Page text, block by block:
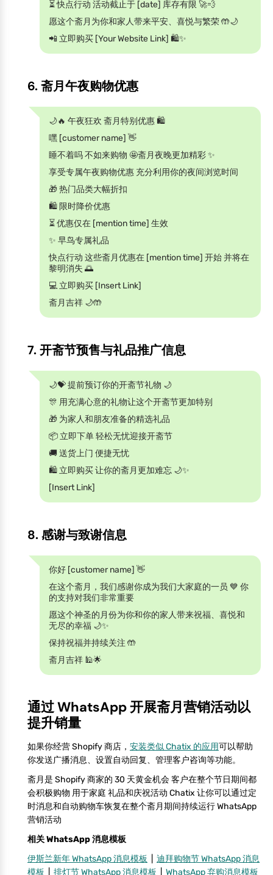
⏳ 快点行动 活动截止于 [date] 库存有限 🚀💨
愿这个斋月为你和家人带来平安、喜悦与繁荣 🤲🌙
📲 立即购买 [Your Website Link] 🛍️✨
6. 斋月午夜购物优惠
🌙🔥 午夜狂欢 斋月特别优惠 🛍️
嘿 [customer name] 👋
睡不着吗 不如来购物 🤩斋月夜晚更加精彩 ✨
享受专属午夜购物优惠 充分利用你的夜间浏览时间
🎁 热门品类大幅折扣
🛍️ 限时降价优惠
⏳ 优惠仅在 [mention time] 生效
✨ 早鸟专属礼品
快点行动 这些斋月优惠在 [mention time] 开始 并将在
黎明消失 🌅
💻 立即购买 [Insert Link]
斋月吉祥 🌙🤲
7. 开斋节预售与礼品推广信息
🌙💝 提前预订你的开斋节礼物 🌙
🎊 用充满心意的礼物让这个开斋节更加特别
🎁 为家人和朋友准备的精选礼品
📦 立即下单 轻松无忧迎接开斋节
🚚 送货上门 便捷无忧
🛍 立即购买 让你的斋月更加难忘 🌙✨
[Insert Link]
8. 感谢与致谢信息
你好 [customer name] 👋
在这个斋月，我们感谢你成为我们大家庭的一员 💙 你
的支持对我们非常重要
愿这个神圣的月份为你和你的家人带来祝福、喜悦和
无尽的幸福 🌙✨
保持祝福并持续关注 🤲
斋月吉祥 🕌🌟
通过 WhatsApp 开展斋月营销活动以
提升销量
如果你经营 Shopify 商店， 安装类似 Chatix 的应用可以帮助
你发送广播消息、设置自动回复、管理客户咨询等功能。
斋月是 Shopify 商家的 30 天黄金机会 客户在整个节日期间都
会积极购物 用于家庭 礼品和庆祝活动 Chatix 让你可以通过定
时消息和自动购物车恢复在整个斋月期间持续运行 WhatsApp
营销活动
相关 WhatsApp 消息模板
伊斯兰新年 WhatsApp 消息模板
迪拜购物节 WhatsApp 消息
模板
排灯节 WhatsApp 消息模板 WhatsApp 弃购消息模板